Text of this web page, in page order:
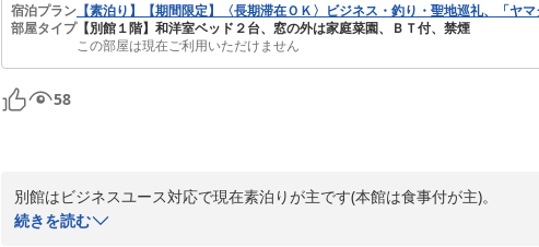
宿泊プラン 【素泊り】【期間限定】〈長期滞在ＯＫ〉ビジネス・釣り・聖地巡礼、「ヤマ
部屋タイプ【別館１階】和洋室ベッド２台、窓の外は家庭菜園、ＢＴ付、禁煙
この部屋は現在ご利用いただけません
58
別館はビジネスユース対応で現在素泊りが主です(本館は食事付が主)。
徒歩７分ほどに人気の海鮮料理の店が有り、その店は土曜、日曜、祭日の
続きを読む